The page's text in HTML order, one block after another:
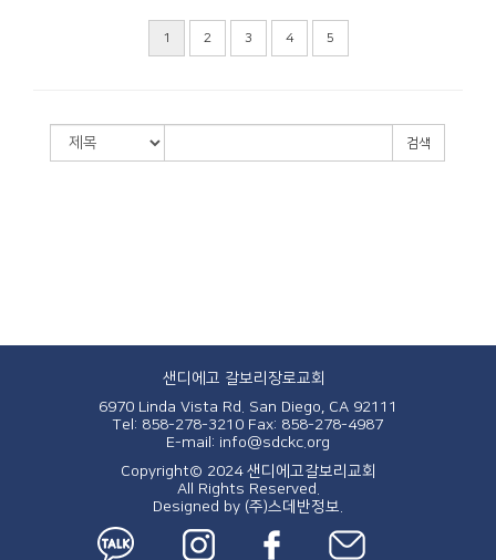
1 2 3 4 5
검색
샌디에고 갈보리장로교회
6970 Linda Vista Rd. San Diego, CA 92111
Tel: 858-278-3210 Fax: 858-278-4987
E-mail: info@sdckc.org
Copyright© 2024 샌디에고갈보리교회
All Rights Reserved.
Designed by (주)스데반정보.